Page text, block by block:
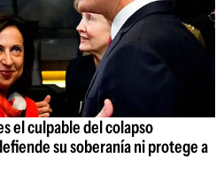
el culpable del colapso
su soberanía ni protege a